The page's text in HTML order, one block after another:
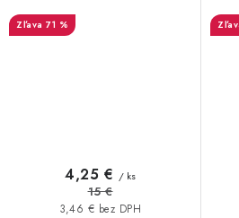
71 %
3,46 € bez DPH
4,25 € / ks
15 €